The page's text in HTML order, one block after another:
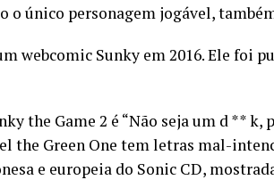
o único personagem jogável,
webcomic Sunky em 2016. Ele foi
the Game 2 é “Não seja um d ** k,
the Green One tem letras mal-
e europeia do Sonic CD,